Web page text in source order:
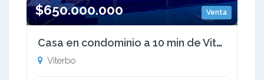
Venta
$650.000.000
Casa en condominio a 10 min de Viterbo, Caldas
Viterbo